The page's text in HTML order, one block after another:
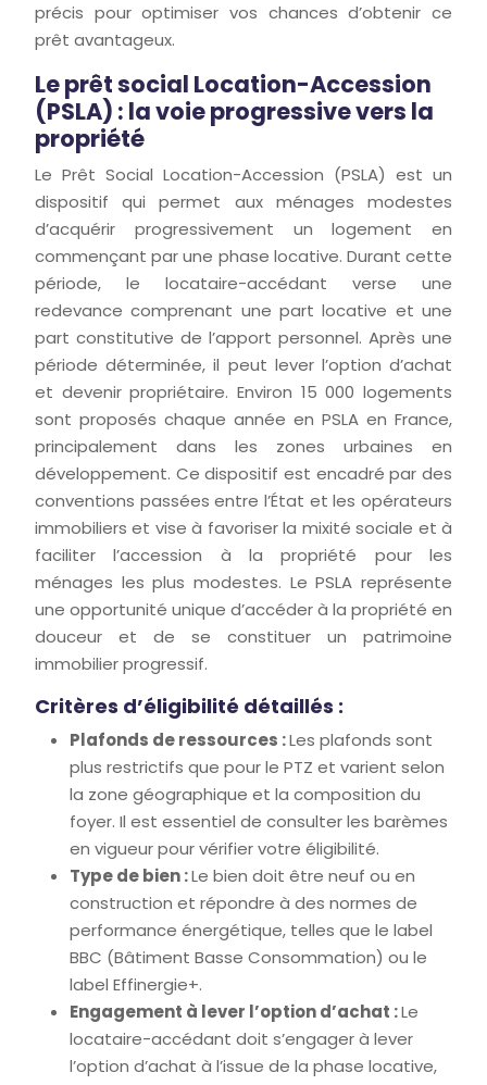
précis pour optimiser vos chances d’obtenir ce
prêt avantageux.
Le prêt social Location-Accession
(PSLA) : la voie progressive vers la
propriété
Le Prêt Social Location-Accession (PSLA) est un
dispositif qui permet aux ménages modestes
d’acquérir progressivement un logement en
commençant par une phase locative. Durant cette
période, le locataire-accédant verse une
redevance comprenant une part locative et une
part constitutive de l’apport personnel. Après une
période déterminée, il peut lever l’option d’achat
et devenir propriétaire. Environ 15 000 logements
sont proposés chaque année en PSLA en France,
principalement dans les zones urbaines en
développement. Ce dispositif est encadré par des
conventions passées entre l’État et les opérateurs
immobiliers et vise à favoriser la mixité sociale et à
faciliter l’accession à la propriété pour les
ménages les plus modestes. Le PSLA représente
une opportunité unique d’accéder à la propriété en
douceur et de se constituer un patrimoine
immobilier progressif.
Critères d’éligibilité détaillés :
Plafonds de ressources :Les plafonds sont
plus restrictifs que pour le PTZ et varient selon
la zone géographique et la composition du
foyer. Il est essentiel de consulter les barèmes
en vigueur pour vérifier votre éligibilité.
Type de bien :Le bien doit être neuf ou en
construction et répondre à des normes de
performance énergétique, telles que le label
BBC (Bâtiment Basse Consommation) ou le
label Effinergie+.
Engagement à lever l’option d’achat :Le
locataire-accédant doit s’engager à lever
l’option d’achat à l’issue de la phase locative,